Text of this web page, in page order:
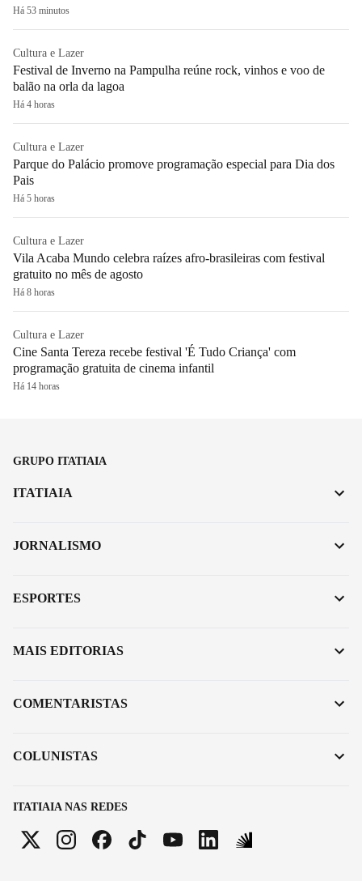
Há 53 minutos
Cultura e Lazer
Festival de Inverno na Pampulha reúne rock, vinhos e voo de
balão na orla da lagoa
Há 4 horas
Cultura e Lazer
Parque do Palácio promove programação especial para Dia dos
Pais
Há 5 horas
Cultura e Lazer
Vila Acaba Mundo celebra raízes afro-brasileiras com festival
gratuito no mês de agosto
Há 8 horas
Cultura e Lazer
Cine Santa Tereza recebe festival 'É Tudo Criança' com
programação gratuita de cinema infantil
Há 14 horas
GRUPO ITATIAIA
ITATIAIA NAS REDES
ITATIAIA
JORNALISMO
ESPORTES
MAIS EDITORIAS
COMENTARISTAS
COLUNISTAS